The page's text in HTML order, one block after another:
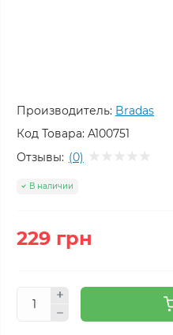
Производитель: Bradas
Код Товара: A100751
Отзывы: (0)
В наличии
229 грн